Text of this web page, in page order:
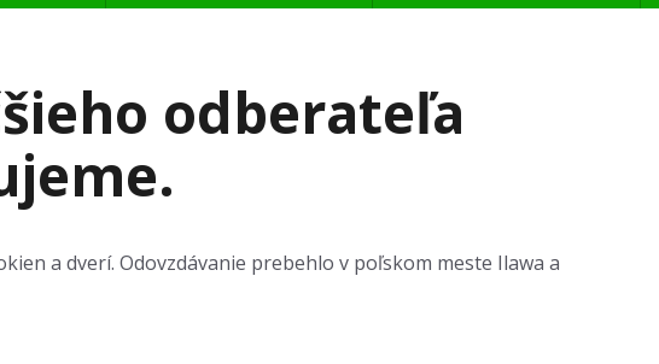
odberateľa
a dverí. Odovzdávanie prebehlo v poľskom meste Ilawa a